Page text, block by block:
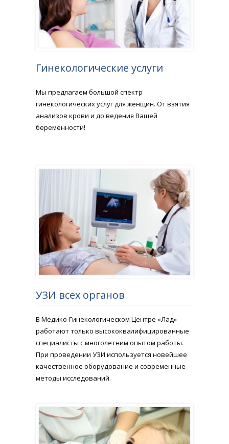
Гинекологические услуги
Мы предлагаем большой спектр
гинекологических услуг для женщин. От взятия
анализов крови и до ведения Вашей
беременности!
УЗИ всех органов
В Медико-Гинекологическом Центре «Лад»
работают только высококвалифицированные
специалисты с многолетним опытом работы.
При проведении УЗИ используется новейшее
качественное оборудование и современные
методы исследований.